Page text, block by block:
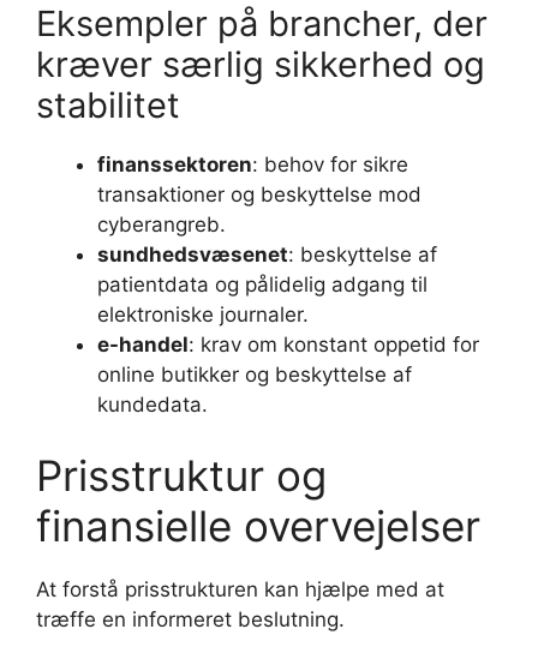
Eksempler på brancher, der
kræver særlig sikkerhed og
stabilitet
finanssektoren: behov for sikre
transaktioner og beskyttelse mod
cyberangreb.
sundhedsvæsenet: beskyttelse af
patientdata og pålidelig adgang til
elektroniske journaler.
e-handel: krav om konstant oppetid for
online butikker og beskyttelse af
kundedata.
Prisstruktur og
finansielle overvejelser
At forstå prisstrukturen kan hjælpe med at
træffe en informeret beslutning.